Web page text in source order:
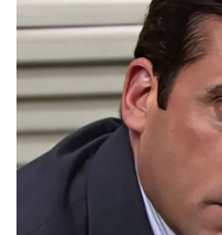
കോടതി നടപടികൾ
അമിത് ഷാ ചോദിച്ചു.
Tags: amith sha